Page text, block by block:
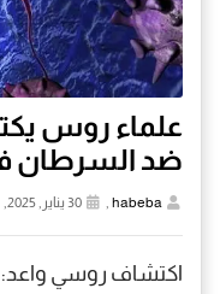
علماء روس
ضد السرطان
habeba
,
اكتشاف روسي واعد: